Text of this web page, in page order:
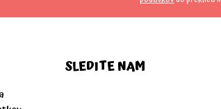
SLEDITE NAM